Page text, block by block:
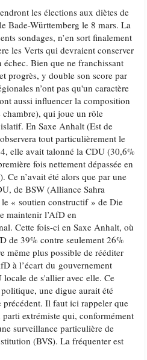
les élections aux diètes de
Bade-Württemberg le 8 mars. La
sondages, n’en sort finalement
les Verts qui devraient conserver
échec. Bien que ne franchissant
progrès, y double son score par
n’ont pas qu'un caractère
aussi influencer la composition
qui joue un rôle
En Saxe Anhalt (Est de
tout particulièrement le
elle avait talonné la CDU (30,6%
fois nettement dépassée en
n’avait été alors que par une
de BSW (Alliance Sahra
« soutien constructif » de Die
maintenir l’AfD en
Cette fois-ci en Saxe Anhalt, où
de 39% contre seulement 26%
même plus possible de rééditer
à l’écart du gouvernement
de s'allier avec elle. Ce
une digue aurait été
Il faut ici rappeler que
extrémiste qui, conformément
surveillance particulière de
(BVS). La fréquenter est